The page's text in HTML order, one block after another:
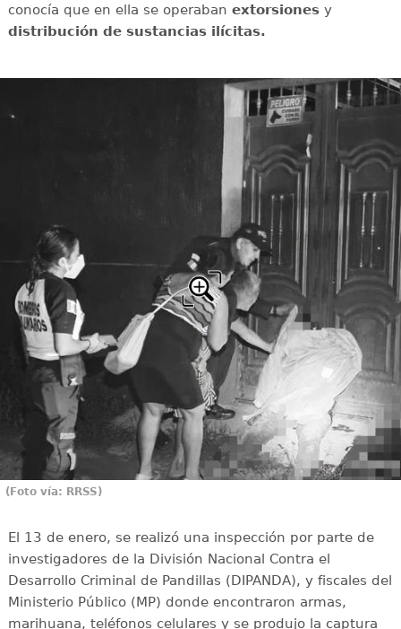
conocía que en ella se operaban extorsionesy
distribución de sustancias ilícitas.
(Foto vía: RRSS)
El 13 de enero, se realizó una inspección por parte de
investigadores de la División Nacional Contra el
Desarrollo Criminal de Pandillas (DIPANDA), y fiscales del
Ministerio Público (MP) donde encontraron armas,
marihuana, teléfonos celulares y se produjo la captura